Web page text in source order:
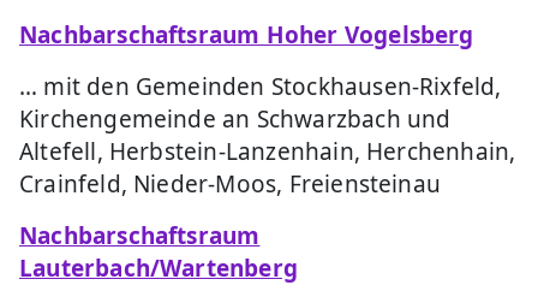
Nachbarschaftsraum Hoher Vogelsberg
… mit den Gemeinden Stockhausen-Rixfeld,
Kirchengemeinde an Schwarzbach und
Altefell, Herbstein-Lanzenhain, Herchenhain,
Crainfeld, Nieder-Moos, Freiensteinau
Nachbarschaftsraum
Lauterbach/Wartenberg